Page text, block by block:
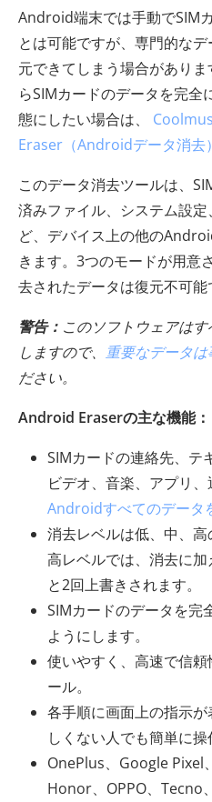
Android端末では手動でSIM
とは可能ですが、専門的な
元できてしまう場合があり
らSIMカードのデータを完全
態にしたい場合は、
Eraser（Androidデータ消去）
このデータ消去ツールは、
済みファイル、システム設
ど、デバイス上の他の
きます。3つのモードが用意
去されたデータは復元不可能
警告： このソフトウェアは
しますので、 重要なデータ
ださい。
Android Eraserの主な機能：
SIMカードの連絡先、テ
ビデオ、音楽、アプリ、
Androidすべてのデータ
消去レベルは低、中、
高レベルでは、消去に
と2回上書きされます。
SIMカードのデータを完
ようにします。
使いやすく、高速で信
ール。
各手順に画面上の指示
しくない人でも簡単に操
OnePlus、Google Pixel
Honor、OPPO、Tecno